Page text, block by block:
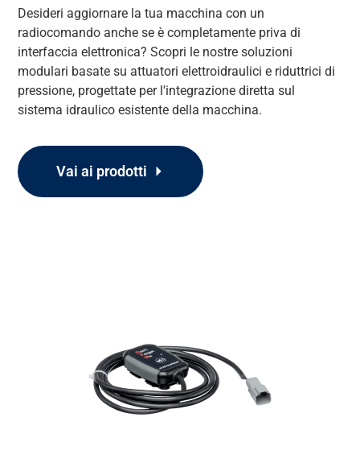
Desideri aggiornare la tua macchina con un
radiocomando anche se è completamente priva di
interfaccia elettronica?Scopri le nostre soluzioni
modulari basate su attuatori elettroidraulici e riduttrici di
pressione, progettate per l'integrazione diretta sul
sistema idraulico esistente della macchina.
Vai ai prodotti